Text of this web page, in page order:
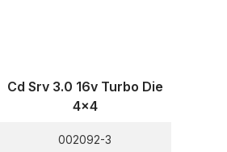
Cd Srv 3.0 16v Turbo Die
4x4
002092-3